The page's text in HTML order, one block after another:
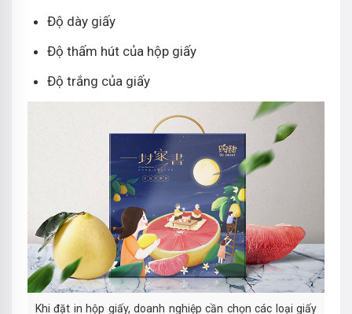
Độ dày giấy
Độ thấm hút của hộp giấy
Độ trắng của giấy
Khi đặt in hộp giấy, doanh nghiệp cần chọn các loại giấy